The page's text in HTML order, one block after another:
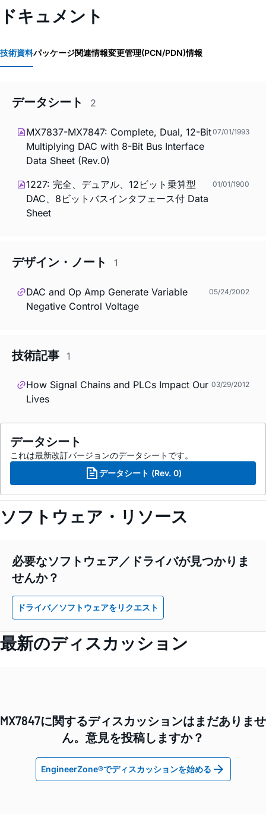
ドキュメント
技術資料パッケージ関連情報変更管理(PCN/PDN)情報
データシート 2
MX7837-MX7847: Complete, Dual, 12-Bit
Multiplying DAC with 8-Bit Bus Interface
Data Sheet (Rev.0)
07/01/1993
1227: 完全、デュアル、12ビット乗算型
DAC、8ビットバスインタフェース付 Data
Sheet
01/01/1900
デザイン・ノート 1
DAC and Op Amp Generate Variable
Negative Control Voltage
05/24/2002
技術記事 1
How Signal Chains and PLCs Impact Our
Lives
03/29/2012
データシート
これは最新改訂バージョンのデータシートです。
データシート (Rev. 0)
ソフトウェア・リソース
必要なソフトウェア／ドライバが見つかりま
せんか？
ドライバ／ソフトウェアをリクエスト
最新のディスカッション
MX7847に関するディスカッションはまだありませ
ん。意見を投稿しますか？
EngineerZone®でディスカッションを始める